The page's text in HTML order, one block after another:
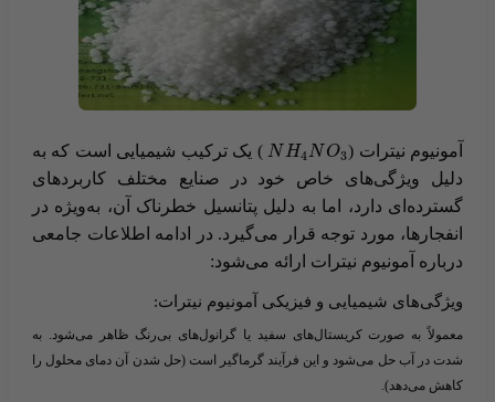
آمونیوم نیترات (​ NH4N O3
​ ) ​یک ترکیب شیمیایی است که به
دلیل ویژگی‌های خاص خود در صنایع مختلف کاربردهای
گسترده‌ای دارد، اما به دلیل پتانسیل خطرناک آن، به‌ویژه در
انفجارها، مورد توجه قرار می‌گیرد. در ادامه اطلاعات جامعی
درباره آمونیوم نیترات ارائه می‌شود:
ویژگی‌های شیمیایی و فیزیکی آمونیوم نیترات:
معمولاً به صورت کریستال‌های سفید یا گرانول‌های بی‌رنگ ظاهر می‌شود. به
شدت در آب حل می‌شود و این فرآیند گرماگیر است (حل شدن آن دمای محلول را
کاهش می‌دهد).